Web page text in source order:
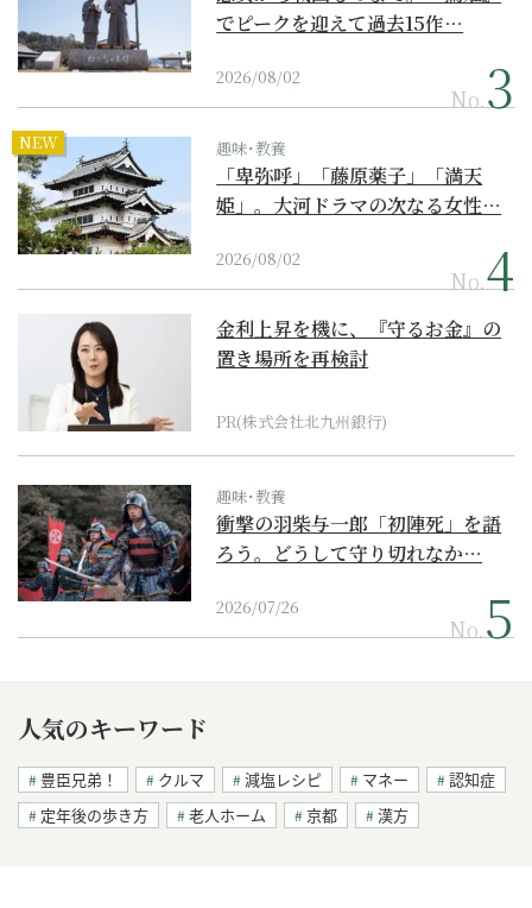
でピークを迎えて過去15作…
2026/08/02
No.
NEW 趣味･教養
「卑弥呼」「藤原薬子」「満天
姫」。大河ドラマの次なる女性…
2026/08/02
No.
金利上昇を機に、『守るお金』の
置き場所を再検討
PR(株式会社北九州銀行)
趣味･教養
衝撃の羽柴与一郎「初陣死」を語
ろう。どうして守り切れなか…
2026/07/26
No.
人気のキーワード
豊臣兄弟！ クルマ 減塩レシピ マネー
認知症
定年後の歩き方
老人ホーム 京都 漢方